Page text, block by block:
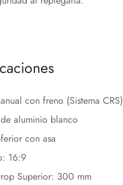
con freno (Sistema CRS)
aluminio blanco
con asa
16:9
Superior: 300 mm